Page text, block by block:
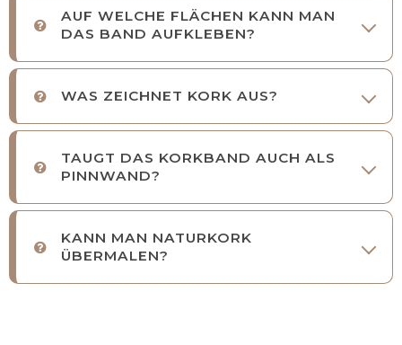
AUF WELCHE FLÄCHEN KANN MAN
DAS BAND AUFKLEBEN?
WAS ZEICHNET KORK AUS?
TAUGT DAS KORKBAND AUCH ALS
PINNWAND?
KANN MAN NATURKORK
ÜBERMALEN?